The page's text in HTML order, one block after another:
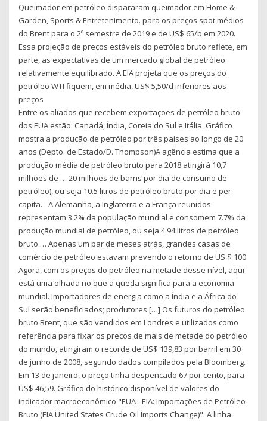
Queimador em petróleo dispararam queimador em Home &
Garden, Sports & Entretenimento. para os preços spot médios
do Brent para o 2º semestre de 2019 e de US$ 65/b em 2020.
Essa projeção de preços estáveis do petróleo bruto reflete, em
parte, as expectativas de um mercado global de petróleo
relativamente equilibrado. A EIA projeta que os preços do
petróleo WTI fiquem, em média, US$ 5,50/d inferiores aos
preços
Entre os aliados que recebem exportações de petróleo bruto
dos EUA estão: Canadá, Índia, Coreia do Sul e Itália. Gráfico
mostra a produção de petróleo por três países ao longo de 20
anos (Depto. de Estado/D. Thompson)A agência estima que a
produção média de petróleo bruto para 2018 atingirá 10,7
milhões de … 20 milhões de barris por dia de consumo de
petróleo), ou seja 10.5 litros de petróleo bruto por dia e per
capita. - A Alemanha, a Inglaterra e a França reunidos
representam 3.2% da população mundial e consomem 7.7% da
produção mundial de petróleo, ou seja 4.94 litros de petróleo
bruto … Apenas um par de meses atrás, grandes casas de
comércio de petróleo estavam prevendo o retorno de US $ 100.
Agora, com os preços do petróleo na metade desse nível, aqui
está uma olhada no que a queda significa para a economia
mundial. Importadores de energia como a Índia e a África do
Sul serão beneficiados; produtores […] Os futuros do petróleo
bruto Brent, que são vendidos em Londres e utilizados como
referência para fixar os preços de mais de metade do petróleo
do mundo, atingiram o recorde de US$ 139,83 por barril em 30
de junho de 2008, segundo dados compilados pela Bloomberg.
Em 13 de janeiro, o preço tinha despencado 67 por cento, para
US$ 46,59. Gráfico do histórico disponível de valores do
indicador macroeconômico "EUA - EIA: Importações de Petróleo
Bruto (EIA United States Crude Oil Imports Change)". A linha